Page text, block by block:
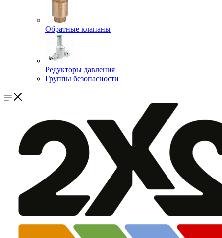
Обратные клапаны
Редукторы давления
Группы безопасности